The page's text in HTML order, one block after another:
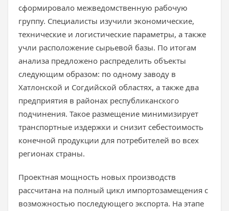
сформировало межведомственную рабочую
группу. Специалисты изучили экономические,
технические и логистические параметры, а также
учли расположение сырьевой базы. По итогам
анализа предложено распределить объекты
следующим образом: по одному заводу в
Хатлонской и Согдийской областях, а также два
предприятия в районах республиканского
подчинения. Такое размещение минимизирует
транспортные издержки и снизит себестоимость
конечной продукции для потребителей во всех
регионах страны.
Проектная мощность новых производств
рассчитана на полный цикл импортозамещения с
возможностью последующего экспорта. На этапе